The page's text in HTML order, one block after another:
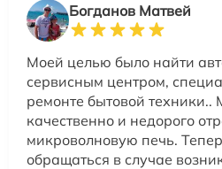
Богданов Матвей
Моей целью было найти
сервисным центром,
ремонте бытовой техники..
качественно и недорого
микроволновую печь.
обращаться в случае